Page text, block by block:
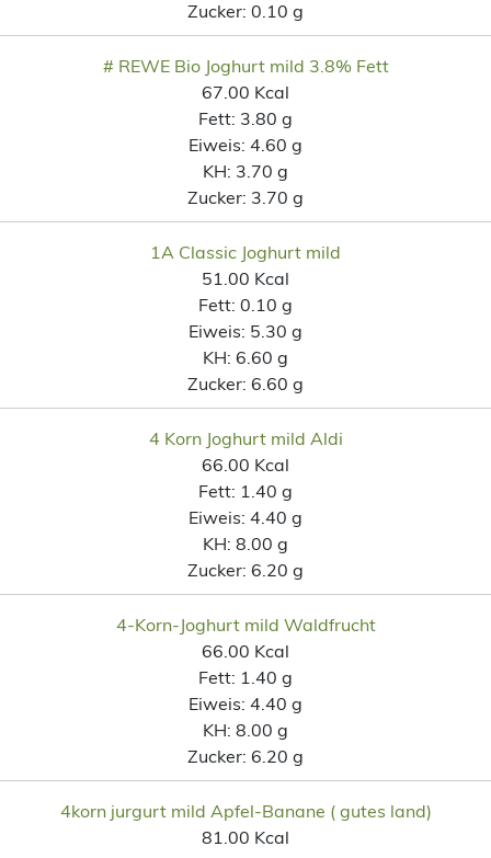
Zucker: 0.10 g
# REWE Bio Joghurt mild 3.8% Fett
67.00 Kcal
Fett: 3.80 g
Eiweis: 4.60 g
KH: 3.70 g
Zucker: 3.70 g
1A Classic Joghurt mild
51.00 Kcal
Fett: 0.10 g
Eiweis: 5.30 g
KH: 6.60 g
Zucker: 6.60 g
4 Korn Joghurt mild Aldi
66.00 Kcal
Fett: 1.40 g
Eiweis: 4.40 g
KH: 8.00 g
Zucker: 6.20 g
4-Korn-Joghurt mild Waldfrucht
66.00 Kcal
Fett: 1.40 g
Eiweis: 4.40 g
KH: 8.00 g
Zucker: 6.20 g
4korn jurgurt mild Apfel-Banane ( gutes land)
81.00 Kcal